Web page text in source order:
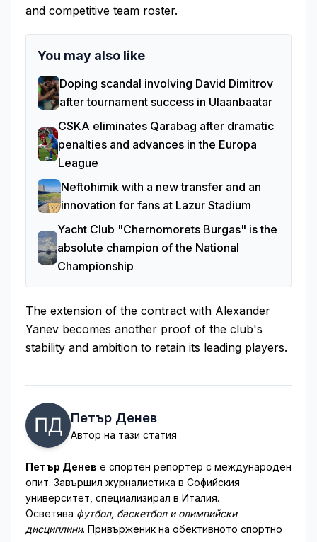
and competitive team roster.
You may also like
Doping scandal involving David Dimitrov
after tournament success in Ulaanbaatar
CSKA eliminates Qarabag after dramatic
penalties and advances in the Europa
League
Neftohimik with a new transfer and an
innovation for fans at Lazur Stadium
Yacht Club "Chernomorets Burgas" is the
absolute champion of the National
Championship
The extension of the contract with Alexander
Yanev becomes another proof of the club's
stability and ambition to retain its leading players.
Петър Денев
Автор на тази статия
Петър Денев е спортен репортер с международен
опит. Завършил журналистика в Софийския
университет, специализирал в Италия.
Осветява футбол, баскетбол и олимпийски
дисциплини. Привърженик на обективното спортно